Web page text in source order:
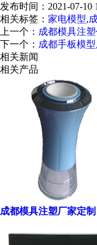
发布时间：2021-07-10
相关标签： 家电模型,
上一个： 成都模具注
下一个： 成都手板模
相关新闻
相关产品
成都模具注塑厂家定制